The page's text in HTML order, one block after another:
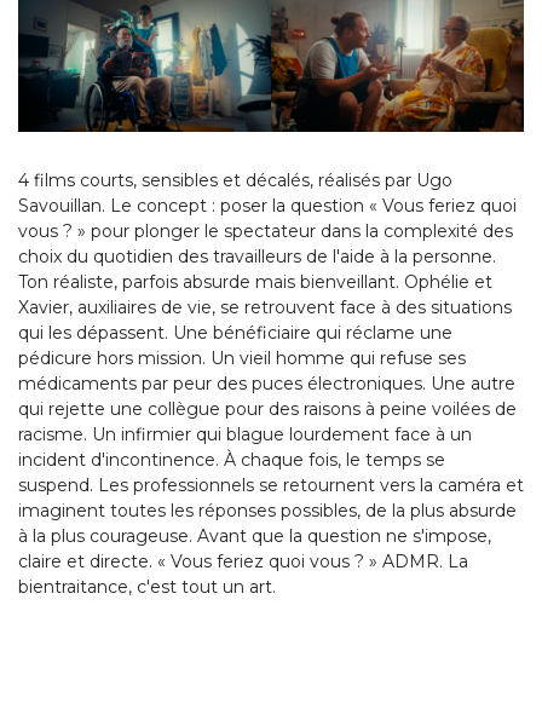
4 films courts, sensibles et décalés, réalisés par Ugo
Savouillan. Le concept : poser la question « Vous feriez quoi
vous ? » pour plonger le spectateur dans la complexité des
choix du quotidien des travailleurs de l'aide à la personne.
Ton réaliste, parfois absurde mais bienveillant. Ophélie et
Xavier, auxiliaires de vie, se retrouvent face à des situations
qui les dépassent. Une bénéficiaire qui réclame une
pédicure hors mission. Un vieil homme qui refuse ses
médicaments par peur des puces électroniques. Une autre
qui rejette une collègue pour des raisons à peine voilées de
racisme. Un infirmier qui blague lourdement face à un
incident d'incontinence. À chaque fois, le temps se
suspend. Les professionnels se retournent vers la caméra et
imaginent toutes les réponses possibles, de la plus absurde
à la plus courageuse. Avant que la question ne s'impose,
claire et directe. « Vous feriez quoi vous ? » ADMR. La
bientraitance, c'est tout un art.